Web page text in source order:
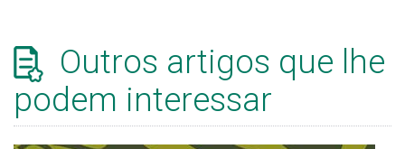
Outros artigos que lhe
podem interessar